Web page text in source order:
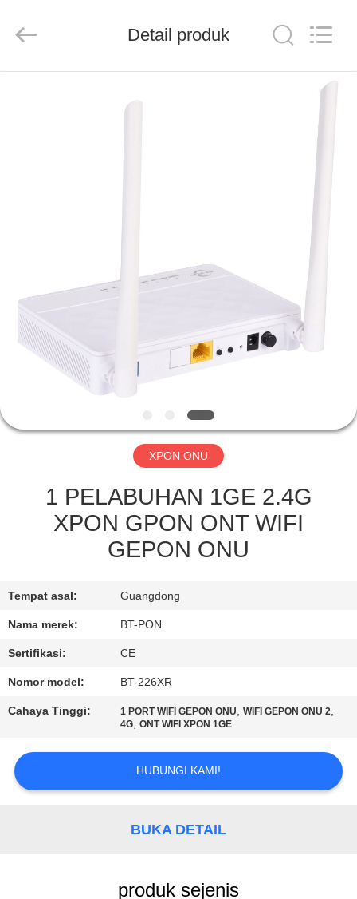
PABRIK
KONTROL
KUALITAS
HUBUNGI
KAMI
PERMINTAAN
PENAWARAN
PRIVACY
POLICY
Ltd..
Detail produk
XPON ONU
1 PELABUHAN 1GE 2.4G
XPON GPON ONT WIFI
GEPON ONU
Tempat asal: Guangdong
Nama merek: BT-PON
Sertifikasi: CE
Nomor model: BT-226XR
Cahaya Tinggi: 1 PORT WIFI GEPON ONU,WIFI GEPON ONU 2,
4G,ONT WIFI XPON 1GE
HUBUNGI KAMI!
BUKA DETAIL
produk sejenis